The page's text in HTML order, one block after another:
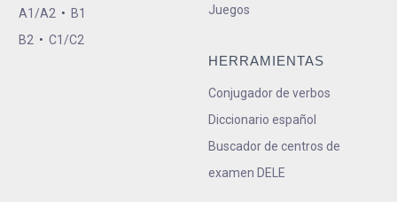
A1/A2 • B1
B2 • C1/C2
Juegos
HERRAMIENTAS
Conjugador de verbos
Diccionario español
Buscador de centros de
examen DELE